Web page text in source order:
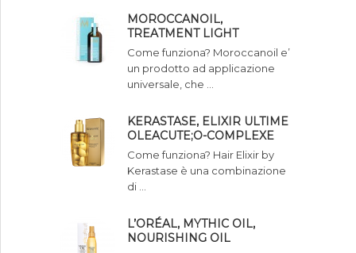
MOROCCANOIL,
TREATMENT LIGHT
Come funziona? Moroccanoil e’
un prodotto ad applicazione
universale, che …
KERASTASE, ELIXIR ULTIME
OLEACUTE;O-COMPLEXE
Come funziona? Hair Elixir by
Kerastase è una combinazione
di …
L’ORÉAL, MYTHIC OIL,
NOURISHING OIL